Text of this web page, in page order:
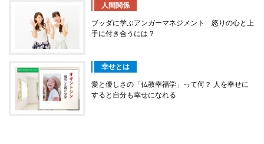
人間関係
ブッダに学ぶアンガーマネジメント 怒りの心と上
手に付き合うには？
幸せとは
愛と優しさの「仏教幸福学」って何？ 人を幸せに
すると自分も幸せになれる